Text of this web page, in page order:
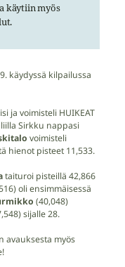
käytiin myös
käydyssä kilpailussa
ja voimisteli HUIKEAT
Sirkku nappasi
voimisteli
hienot pisteet 11,533.
taituroi pisteillä 42,866
oli ensimmäisessä
(40,048)
sijalle 28.
avauksesta myös